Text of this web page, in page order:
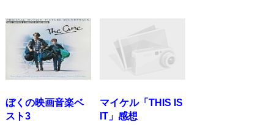
ぼくの映画音楽ベ
スト3
マイケル「THIS IS
IT」感想